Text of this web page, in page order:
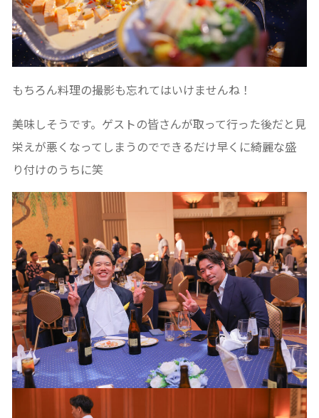
もちろん料理の撮影も忘れてはいけませんね！
美味しそうです。ゲストの皆さんが取って行った後だと見
栄えが悪くなってしまうのでできるだけ早くに綺麗な盛
り付けのうちに笑